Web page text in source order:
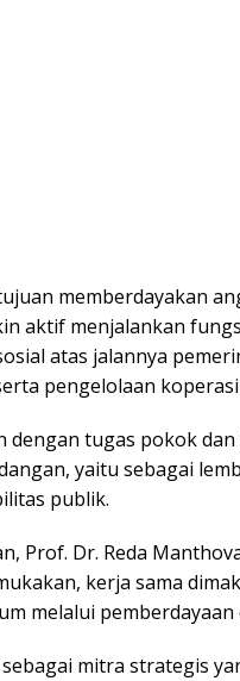
memberdayakan
aktif menjalankan
atas jalannya
pengelolaan
dengan tugas pokok
yaitu sebagai
publik.
Prof. Dr. Reda
kerja sama
melalui pemberdayaan
sebagai mitra strategis